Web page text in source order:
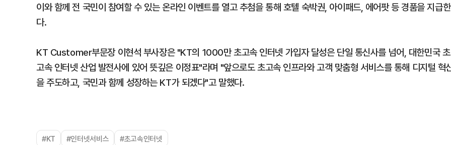
이와 함께 전 국민이 참여할 수 있는 온라인 이벤트를 열고 추첨을 통해 호텔 숙박권, 아이패드, 에어팟 등 경품을 지급한
다.
KT Customer부문장 이현석 부사장은 "KT의 1000만 초고속 인터넷 가입자 달성은 단일 통신사를 넘어, 대한민국 초
고속 인터넷 산업 발전사에 있어 뜻깊은 이정표"라며 "앞으로도 초고속 인프라와 고객 맞춤형 서비스를 통해 디지털 혁
을 주도하고, 국민과 함께 성장하는 KT가 되겠다"고 말했다.
#KT #인터넷서비스 #초고속인터넷